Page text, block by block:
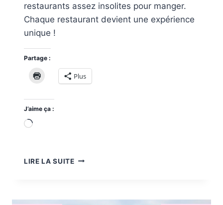
restaurants assez insolites pour manger.
Chaque restaurant devient une expérience
unique !
Partage :
Plus
J’aime ça :
Chargement…
LIRE LA SUITEOÙ
À